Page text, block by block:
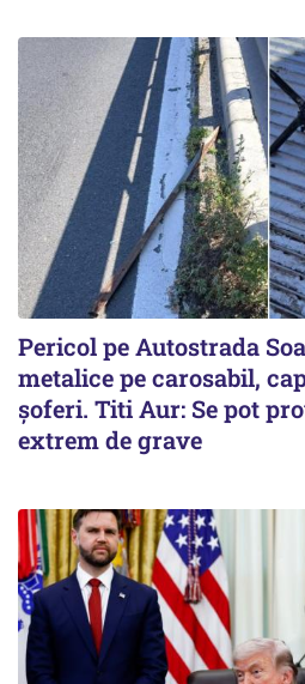
Pericol pe Autostrada
metalice pe carosabil,
șoferi. Titi Aur: Se pot
extrem de grave